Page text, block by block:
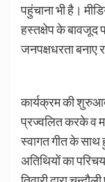
पहुंचाना भी है।
हस्तक्षेप के बावजूद
जनपक्षधरता बनाए
कार्यक्रम की
प्रज्वलित करके व
स्वागत गीत के साथ
अतिथियों का